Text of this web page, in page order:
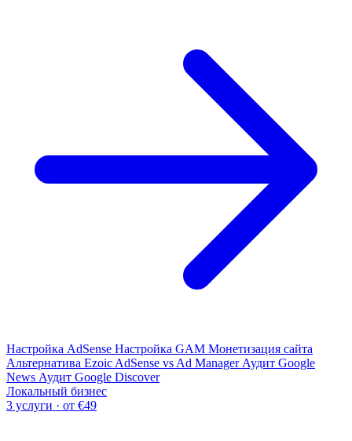
Настройка AdSense Настройка GAM Монетизация сайта
Альтернатива Ezoic AdSense vs Ad Manager Аудит Google
News Аудит Google Discover
Локальный бизнес
3 услуги · от €49